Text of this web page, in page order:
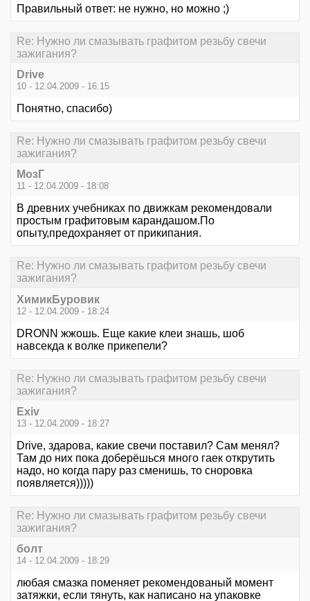
Правильный ответ: не нужно, но можно ;)
Re: Нужно ли смазывать графитом резьбу свечи
зажигания?
Drive
10 - 12.04.2009 - 16:15
Понятно, спасибо)
Re: Нужно ли смазывать графитом резьбу свечи
зажигания?
МозГ
11 - 12.04.2009 - 18:08
В древних учебниках по движкам рекомендовали
простым графитовым карандашом.По
опыту,предохраняет от прикипания.
Re: Нужно ли смазывать графитом резьбу свечи
зажигания?
ХимикБуровик
12 - 12.04.2009 - 18:24
DRONN жжошь. Еще какие клеи знашь, шоб
навсекда к волке прикепели?
Re: Нужно ли смазывать графитом резьбу свечи
зажигания?
Exiv
13 - 12.04.2009 - 18:27
Drive, здарова, какие свечи поставил? Сам менял?
Там до них пока доберёшься много гаек открутить
надо, но когда пару раз сменишь, то сноровка
появляется)))))
Re: Нужно ли смазывать графитом резьбу свечи
зажигания?
болт
14 - 12.04.2009 - 18:29
любая смазка поменяет рекомендованый момент
затяжки, если тянуть, как написано на упаковке